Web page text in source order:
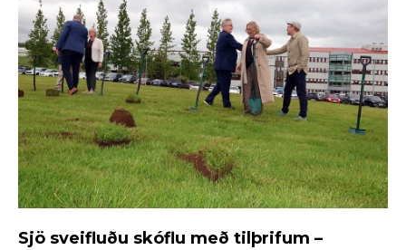
Sjö sveifluðu skóflu með tilþrifum –